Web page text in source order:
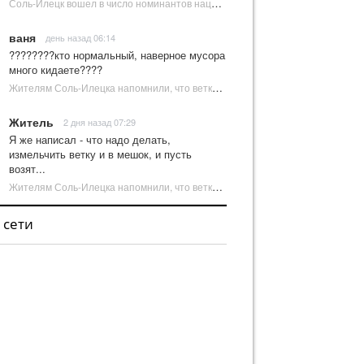
ваня день назад 06:14
????????кто нормальный, наверное мусора
много кидаете????
Жителям Соль-Илецка напомнили, что ветки от деревьев нельзя оставлять на площадках ТКО | Новости Соль-Илецка
Житель 2 дня назад 07:29
Я же написал - что надо делать,
измельчить ветку и в мешок, и пусть
возят...
Жителям Соль-Илецка напомнили, что ветки от деревьев нельзя оставлять на площадках ТКО | Новости Соль-Илецка